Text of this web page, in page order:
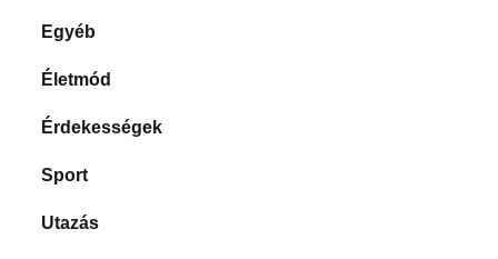
Egyéb
Életmód
Érdekességek
Sport
Utazás